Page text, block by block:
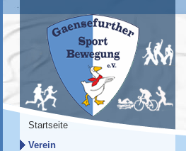
Startseite
Verein